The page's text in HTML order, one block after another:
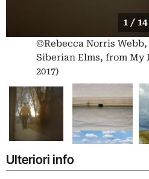
1 / 14
©Rebecca Norris
Siberian Elms, from My
2017)
Ulteriori info